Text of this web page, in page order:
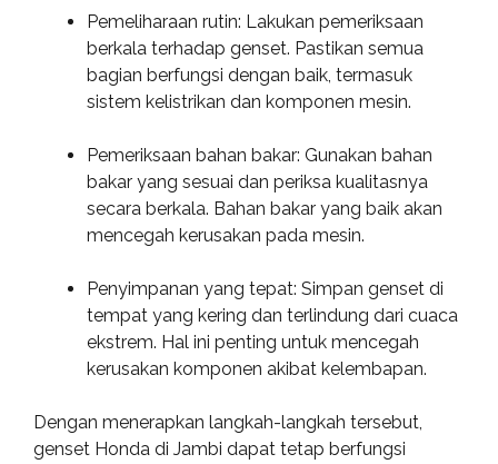
Pemeliharaan rutin: Lakukan pemeriksaan
berkala terhadap genset. Pastikan semua
bagian berfungsi dengan baik, termasuk
sistem kelistrikan dan komponen mesin.
Pemeriksaan bahan bakar: Gunakan bahan
bakar yang sesuai dan periksa kualitasnya
secara berkala. Bahan bakar yang baik akan
mencegah kerusakan pada mesin.
Penyimpanan yang tepat: Simpan genset di
tempat yang kering dan terlindung dari cuaca
ekstrem. Hal ini penting untuk mencegah
kerusakan komponen akibat kelembapan.
Dengan menerapkan langkah-langkah tersebut,
genset Honda di Jambi dapat tetap berfungsi